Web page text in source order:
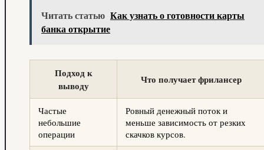
Читать статью Как узнать о готовности карты
банка открытие
Подход к
выводу
Что получает фрилансер
Частые
небольшие
операции
Ровный денежный поток и
меньше зависимость от резких
скачков курсов.